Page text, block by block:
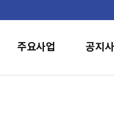
주요사업 공지